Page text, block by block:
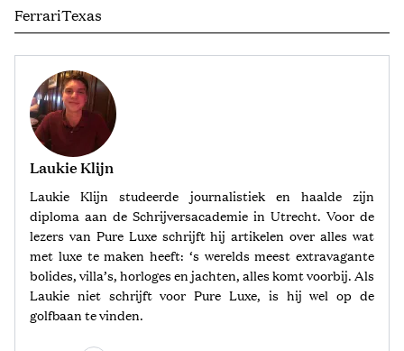
FerrariTexas
Laukie Klijn
Laukie Klijn studeerde journalistiek en haalde zijn
diploma aan de Schrijversacademie in Utrecht. Voor de
lezers van Pure Luxe schrijft hij artikelen over alles wat
met luxe te maken heeft: ‘s werelds meest extravagante
bolides, villa’s, horloges en jachten, alles komt voorbij. Als
Laukie niet schrijft voor Pure Luxe, is hij wel op de
golfbaan te vinden.